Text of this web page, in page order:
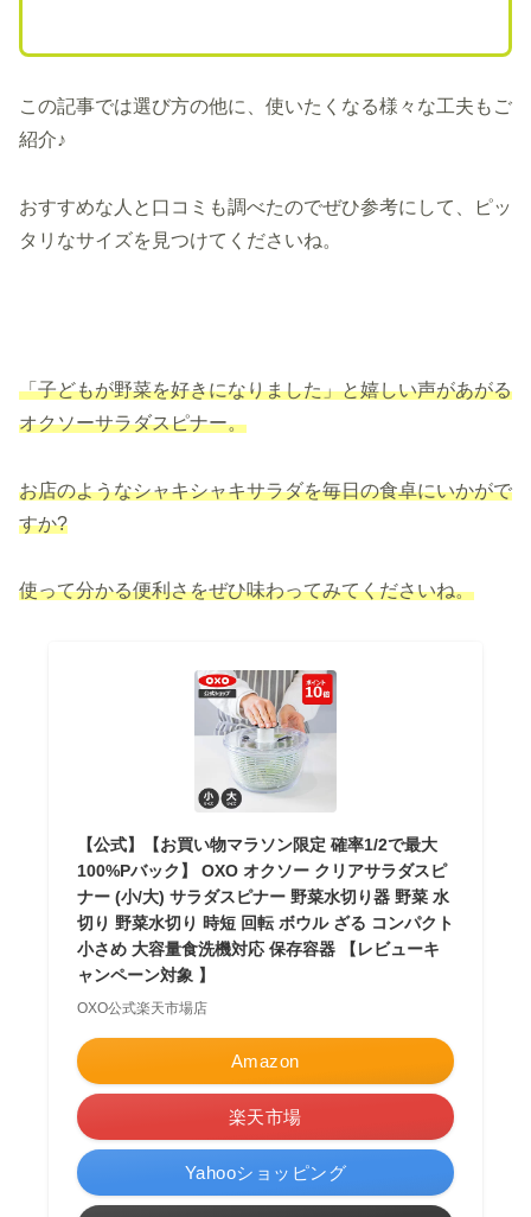
この記事では選び方の他に、使いたくなる様々な工夫もご
紹介♪
おすすめな人と口コミも調べたのでぜひ参考にして、ピッ
タリなサイズを見つけてくださいね。
「子どもが野菜を好きになりました」と嬉しい声があがる
オクソーサラダスピナー。
お店のようなシャキシャキサラダを毎日の食卓にいかがで
すか?
使って分かる便利さをぜひ味わってみてくださいね。
【公式】【お買い物マラソン限定 確率1/2で最大
100%Pバック】 OXO オクソー クリアサラダスピ
ナー (小/大) サラダスピナー 野菜水切り器 野菜 水
切り 野菜水切り 時短 回転 ボウル ざる コンパクト
小さめ 大容量食洗機対応 保存容器 【レビューキ
ャンペーン対象 】
OXO公式楽天市場店
Amazon
楽天市場
Yahooショッピング